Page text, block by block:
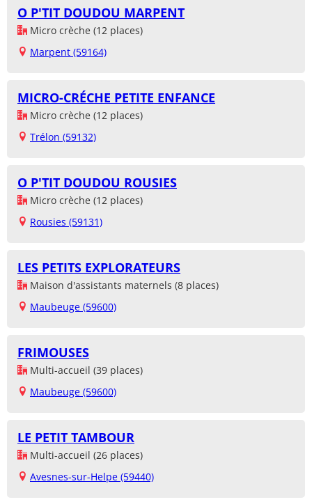
O P'TIT DOUDOU MARPENT
Micro crèche (12 places)
Marpent (59164)
MICRO-CRÉCHE PETITE ENFANCE
Micro crèche (12 places)
Trélon (59132)
O P'TIT DOUDOU ROUSIES
Micro crèche (12 places)
Rousies (59131)
LES PETITS EXPLORATEURS
Maison d'assistants maternels (8 places)
Maubeuge (59600)
FRIMOUSES
Multi-accueil (39 places)
Maubeuge (59600)
LE PETIT TAMBOUR
Multi-accueil (26 places)
Avesnes-sur-Helpe (59440)